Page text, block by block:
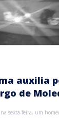
auxilia
de
sexta-feira, um